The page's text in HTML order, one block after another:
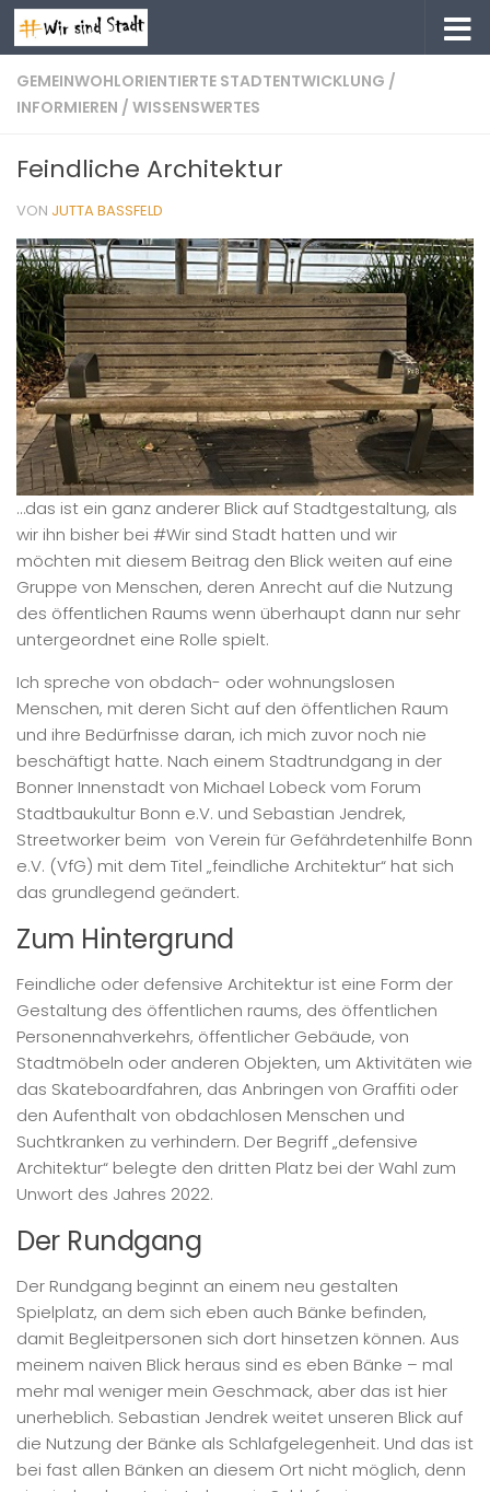
Zum Inhalt springen
GEMEINWOHLORIENTIERTE STADTENTWICKLUNG /
INFORMIEREN / WISSENSWERTES
Feindliche Architektur
VON JUTTA BASSFELD
…das ist ein ganz anderer Blick auf Stadtgestaltung, als
wir ihn bisher bei #Wir sind Stadt hatten und wir
möchten mit diesem Beitrag den Blick weiten auf eine
Gruppe von Menschen, deren Anrecht auf die Nutzung
des öffentlichen Raums wenn überhaupt dann nur sehr
untergeordnet eine Rolle spielt.
Ich spreche von obdach- oder wohnungslosen
Menschen, mit deren Sicht auf den öffentlichen Raum
und ihre Bedürfnisse daran, ich mich zuvor noch nie
beschäftigt hatte. Nach einem Stadtrundgang in der
Bonner Innenstadt von Michael Lobeck vom Forum
Stadtbaukultur Bonn e.V. und Sebastian Jendrek,
Streetworker beim von Verein für Gefährdetenhilfe Bonn
e.V. (VfG) mit dem Titel „feindliche Architektur“ hat sich
das grundlegend geändert.
Zum Hintergrund
Feindliche oder defensive Architektur ist eine Form der
Gestaltung des öffentlichen raums, des öffentlichen
Personennahverkehrs, öffentlicher Gebäude, von
Stadtmöbeln oder anderen Objekten, um Aktivitäten wie
das Skateboardfahren, das Anbringen von Graffiti oder
den Aufenthalt von obdachlosen Menschen und
Suchtkranken zu verhindern. Der Begriff „defensive
Architektur“ belegte den dritten Platz bei der Wahl zum
Unwort des Jahres 2022.
Der Rundgang
Der Rundgang beginnt an einem neu gestalten
Spielplatz, an dem sich eben auch Bänke befinden,
damit Begleitpersonen sich dort hinsetzen können. Aus
meinem naiven Blick heraus sind es eben Bänke – mal
mehr mal weniger mein Geschmack, aber das ist hier
unerheblich. Sebastian Jendrek weitet unseren Blick auf
die Nutzung der Bänke als Schlafgelegenheit. Und das ist
bei fast allen Bänken an diesem Ort nicht möglich, denn